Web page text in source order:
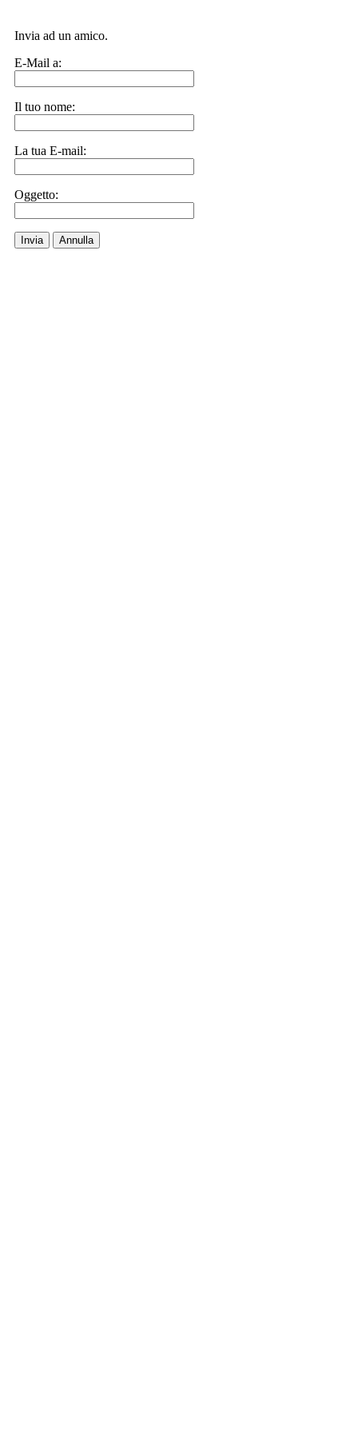
Invia ad un amico.
E-Mail a:
Il tuo nome:
La tua E-mail:
Oggetto:
Invia Annulla